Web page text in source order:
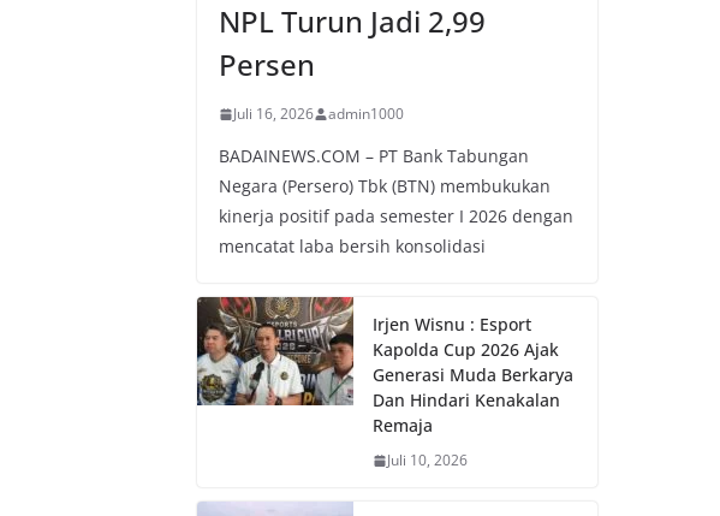
NPL Turun Jadi 2,99
Persen
Juli 16, 2026 admin1000
BADAINEWS.COM – PT Bank Tabungan
Negara (Persero) Tbk (BTN) membukukan
kinerja positif pada semester I 2026 dengan
mencatat laba bersih konsolidasi
Irjen Wisnu : Esport
Kapolda Cup 2026 Ajak
Generasi Muda Berkarya
Dan Hindari Kenakalan
Remaja
Juli 10, 2026